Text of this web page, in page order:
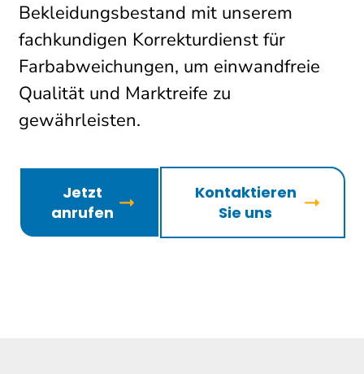
Bekleidungsbestand mit unserem
fachkundigen Korrekturdienst für
Farbabweichungen, um einwandfreie
Qualität und Marktreife zu
gewährleisten.
Jetzt
anrufen
Kontaktieren
Sie uns